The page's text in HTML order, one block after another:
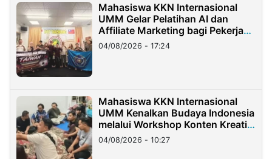
Mahasiswa KKN Internasional
UMM Gelar Pelatihan AI dan
Affiliate Marketing bagi Pekerja
Migran Indonesia di Taiwan
04/08/2026 - 17:24
Mahasiswa KKN Internasional
UMM Kenalkan Budaya Indonesia
melalui Workshop Konten Kreatif
di Taiwan
04/08/2026 - 10:27